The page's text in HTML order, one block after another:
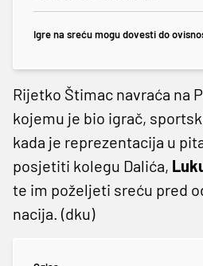
Igre na sreću mogu dovesti do
Rijetko Štimac navraća na
kojemu je bio igrač,
kada je reprezentacija u
posjetiti kolegu Dalića,
te im poželjeti sreću pred
nacija. (dku)